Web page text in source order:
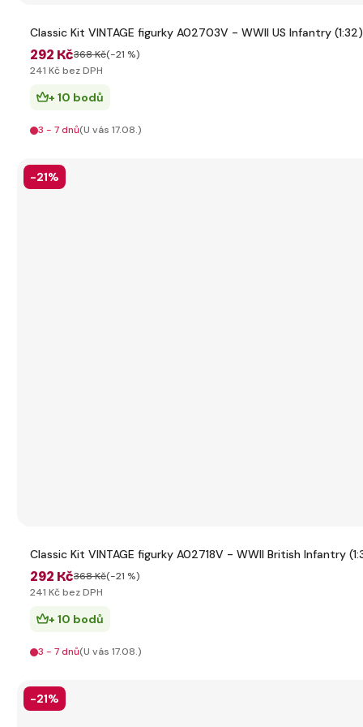
Classic Kit VINTAGE figurky A02703V - WWII US Infantry (1:32)
292 Kč368 Kč(-21 %)
241 Kč bez DPH
+ 10 bodů
3 - 7 dnů(U vás 17.08.)
-21%
Classic Kit VINTAGE figurky A02718V - WWII British Infantry
292 Kč368 Kč(-21 %)
241 Kč bez DPH
+ 10 bodů
3 - 7 dnů(U vás 17.08.)
-21%